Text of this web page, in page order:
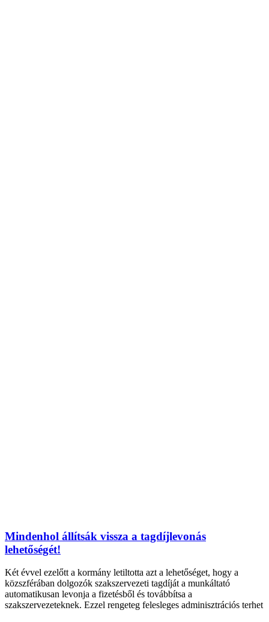
Mindenhol állítsák vissza a tagdíjlevonás
lehetőségét!
Két évvel ezelőtt a kormány letiltotta azt a lehetőséget, hogy a
közszférában dolgozók szakszervezeti tagdíját a munkáltató
automatikusan levonja a fizetésből és továbbítsa a
szakszervezeteknek. Ezzel rengeteg felesleges adminisztrációs terhet